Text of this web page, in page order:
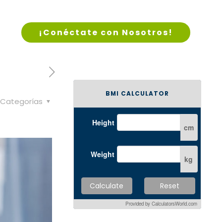
¡Conéctate con Nosotros!
Categorías
BMI CALCULATOR
Height cm
Weight kg
Calculate Reset
Provided by CalculatorsWorld.com